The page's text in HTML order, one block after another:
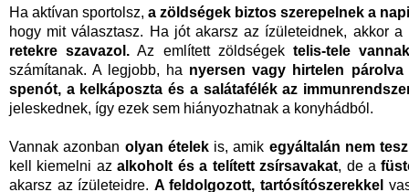
Ha aktívan sportolsz, a zöldségek biztos szerepelnek a
hogy mit választasz. Ha jót akarsz az ízületeidnek, akkor a
retekre szavazol. Az említett zöldségektelis-tele
számítanak. A legjobb, ha nyersen vagy hirtelen párolva
spenót, a kelkáposzta és a salátafélék az
jeleskednek, így ezek sem hiányozhatnak a konyhádból.
Vannak azonban olyan ételekis, amik egyáltalán nem
kell kiemelni azalkoholt és a telített zsírsavakat, de a
akarsz az ízületeidre. A feldolgozott, tartósítószerekkel